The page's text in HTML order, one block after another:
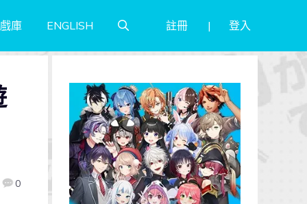
庫 ENGLISH 註冊 登入
0